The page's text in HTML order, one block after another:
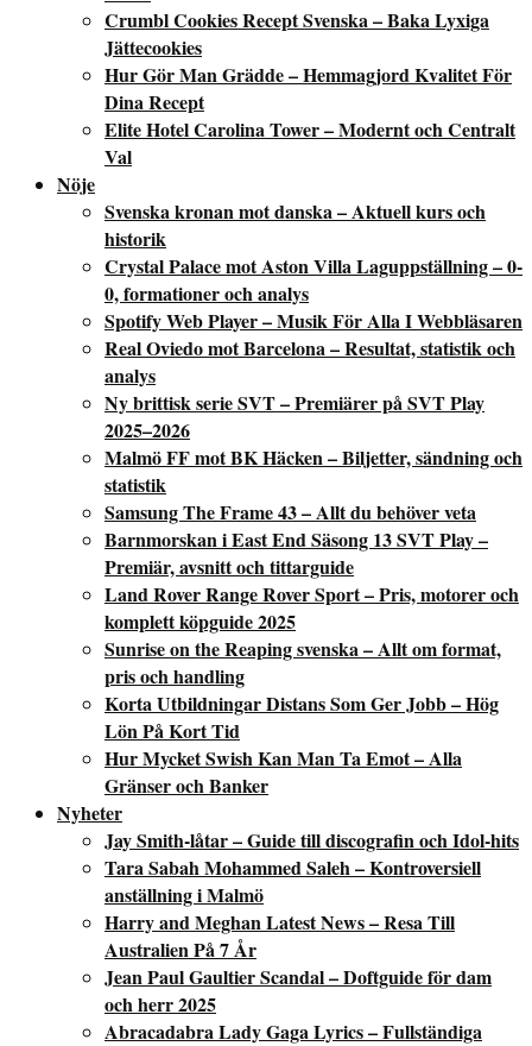
Crumbl Cookies Recept Svenska – Baka Lyxiga
Jättecookies
Hur Gör Man Grädde – Hemmagjord Kvalitet För
Dina Recept
Elite Hotel Carolina Tower – Modernt och Centralt
Val
Nöje
Svenska kronan mot danska – Aktuell kurs och
historik
Crystal Palace mot Aston Villa Laguppställning – 0-
0, formationer och analys
Spotify Web Player – Musik För Alla I Webbläsaren
Real Oviedo mot Barcelona – Resultat, statistik och
analys
Ny brittisk serie SVT – Premiärer på SVT Play
2025–2026
Malmö FF mot BK Häcken – Biljetter, sändning och
statistik
Samsung The Frame 43 – Allt du behöver veta
Barnmorskan i East End Säsong 13 SVT Play –
Premiär, avsnitt och tittarguide
Land Rover Range Rover Sport – Pris, motorer och
komplett köpguide 2025
Sunrise on the Reaping svenska – Allt om format,
pris och handling
Korta Utbildningar Distans Som Ger Jobb – Hög
Lön På Kort Tid
Hur Mycket Swish Kan Man Ta Emot – Alla
Gränser och Banker
Nyheter
Jay Smith-låtar – Guide till discografin och Idol-hits
Tara Sabah Mohammed Saleh – Kontroversiell
anställning i Malmö
Harry and Meghan Latest News – Resa Till
Australien På 7 År
Jean Paul Gaultier Scandal – Doftguide för dam
och herr 2025
Abracadabra Lady Gaga Lyrics – Fullständiga